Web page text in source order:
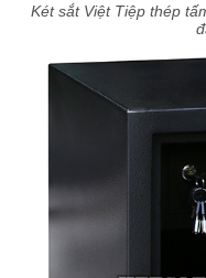
Két sắt Việt Tiệp thép